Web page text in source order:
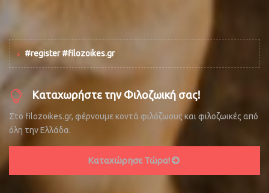
#register #filozoikes.gr
Καταχωρήστε την Φιλοζωική σας!
Στο filozoikes.gr, φέρνουμε κοντά φιλόζωους και φιλοζωικές από
όλη την Ελλάδα.
Καταχώρησε Τώρα!